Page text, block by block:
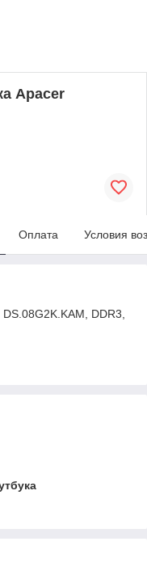
Apacer
Оплата Условия
DDR3,